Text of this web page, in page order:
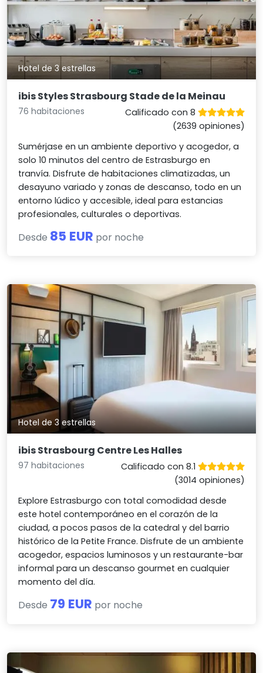
Hotel de 3 estrellas
ibis Styles Strasbourg Stade de la Meinau
76 habitaciones
Calificado con 8
(2639 opiniones)
Sumérjase en un ambiente deportivo y acogedor, a
solo 10 minutos del centro de Estrasburgo en
tranvía. Disfrute de habitaciones climatizadas, un
desayuno variado y zonas de descanso, todo en un
entorno lúdico y accesible, ideal para estancias
profesionales, culturales o deportivas.
Desde 85 EUR por noche
Hotel de 3 estrellas
ibis Strasbourg Centre Les Halles
97 habitaciones
Calificado con 8.1
(3014 opiniones)
Explore Estrasburgo con total comodidad desde
este hotel contemporáneo en el corazón de la
ciudad, a pocos pasos de la catedral y del barrio
histórico de la Petite France. Disfrute de un ambiente
acogedor, espacios luminosos y un restaurante-bar
informal para un descanso gourmet en cualquier
momento del día.
Desde 79 EUR por noche